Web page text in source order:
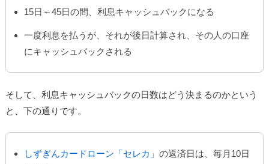
15日～45日の間、利息キャッシュバックになる
一度利息を払うが、それが後日計算され、その人の口座
にキャッシュバックされる
そして、利息キャッシュバックの日数はどう決まるのかという
と、下の通りです。
しずぎんカードローン「セレカ」の返済日は、毎月10日